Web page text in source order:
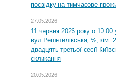
посвідку на тимчасове
27.05.2026
11 червня 2026 року о 10:00
вул.Решетилівська, ½, кім.
двадцять третьої сесії
скликання
20.05.2026